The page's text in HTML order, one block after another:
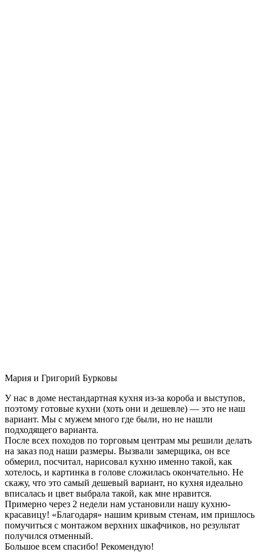
Мария и Григорий Бурковы
У нас в доме нестандартная кухня из-за короба и выступов,
поэтому готовые кухни (хоть они и дешевле) — это не наш
вариант. Мы с мужем много где были, но не нашли
подходящего варианта.
После всех походов по торговым центрам мы решили делать
на заказ под наши размеры. Вызвали замерщика, он все
обмерил, посчитал, нарисовал кухню именно такой, как
хотелось, и картинка в голове сложилась окончательно. Не
скажу, что это самый дешевый вариант, но кухня идеально
вписалась и цвет выбрала такой, как мне нравится.
Примерно через 2 недели нам установили нашу кухню-
красавицу! «Благодаря» нашим кривым стенам, им пришлось
помучиться с монтажом верхних шкафчиков, но результат
получился отменный.
Большое всем спасибо! Рекомендую!